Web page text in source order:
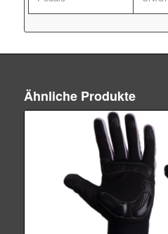
Ähnliche Produkte